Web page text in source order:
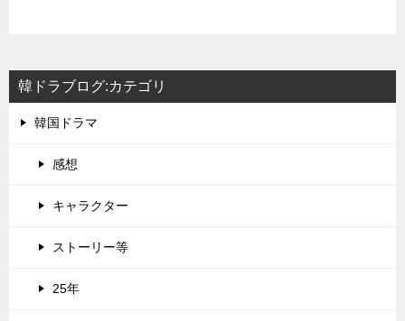
韓ドラブログ:カテゴリ
韓国ドラマ
感想
キャラクター
ストーリー等
25年